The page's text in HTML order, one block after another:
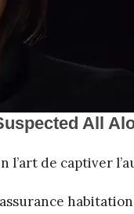
de captiver